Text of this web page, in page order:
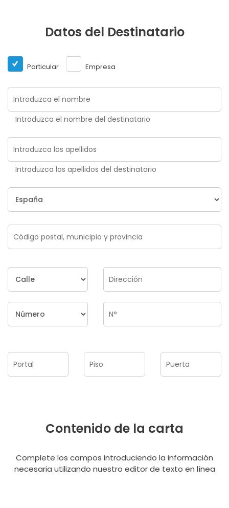
Datos del Destinatario
Particular Empresa
Introduzca el nombre del destinatario
Introduzca los apellidos del destinatario
Contenido de la carta
Complete los campos introduciendo la información
necesaria utilizando nuestro editor de texto en línea